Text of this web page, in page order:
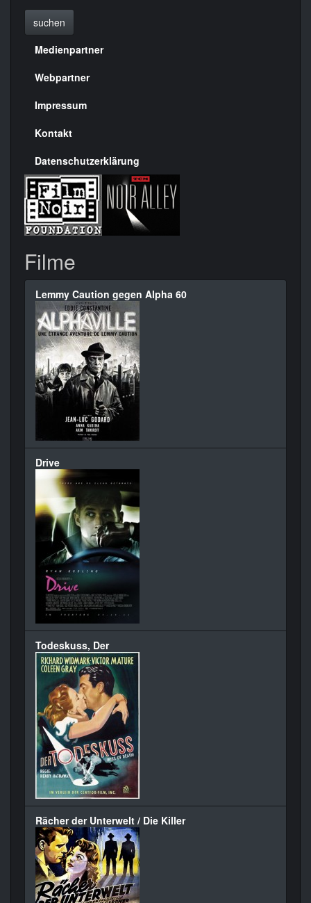
suchen
Menülinks
rechte
Seite
Medienpartner
Webpartner
Impressum
Kontakt
Datenschutzerklärung
Filme
Lemmy Caution gegen Alpha 60
Drive
Todeskuss, Der
Rächer der Unterwelt / Die Killer